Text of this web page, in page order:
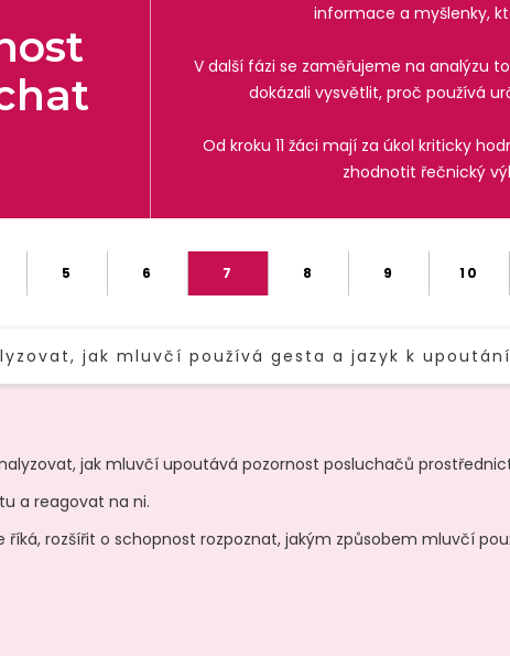
informace a myšlenky,
V další fázi se zaměřujeme na analýzu
dokázali vysvětlit, proč používá
Od kroku 11 žáci mají za úkol kriticky
zhodnotit řečnický
5 6 7 8 9 10
jak mluvčí používá gesta a jazyk k
jak mluvčí upoutává pozornost posluchačů
a reagovat na ni.
rozšířit o schopnost rozpoznat, jakým způsobem mluvčí